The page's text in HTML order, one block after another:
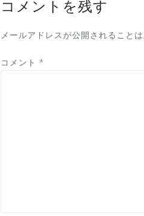
コメントを残す
メールアドレスが公開されることは
コメント *